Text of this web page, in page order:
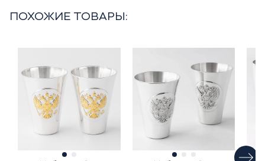
ПОХОЖИЕ ТОВАРЫ: